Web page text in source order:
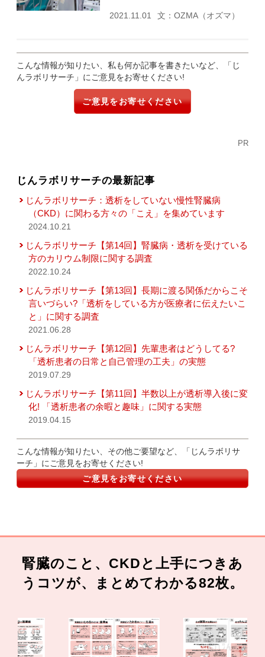
2021.11.01 文：OZMA（オズマ）
こんな情報が知りたい、私も何か記事を書きたいなど、「じ
んラボリサーチ」にご意見をお寄せください!
ご意見をお寄せください
PR
じんラボリサーチの最新記事
じんラボリサーチ：透析をしていない慢性腎臓病
（CKD）に関わる方々の「こえ」を集めています
2024.10.21
じんラボリサーチ【第14回】腎臓病・透析を受けている
方のカリウム制限に関する調査
2022.10.24
じんラボリサーチ【第13回】長期に渡る関係だからこそ
言いづらい?「透析をしている方が医療者に伝えたいこ
と」に関する調査
2021.06.28
じんラボリサーチ【第12回】先輩患者はどうしてる?
「透析患者の日常と自己管理の工夫」の実態
2019.07.29
じんラボリサーチ【第11回】半数以上が透析導入後に変
化! 「透析患者の余暇と趣味」に関する実態
2019.04.15
こんな情報が知りたい、その他ご要望など、「じんラボリサ
ーチ」にご意見をお寄せください!
ご意見をお寄せください
腎臓のこと、CKDと上手につきあ
うコツが、まとめてわかる82枚。